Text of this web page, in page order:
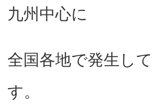
九州中心に
全国各地で発生し
す。